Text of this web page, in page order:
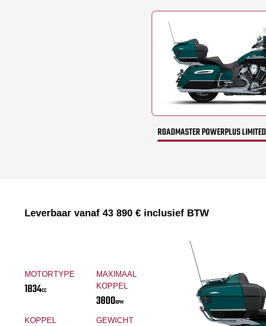
ROADMASTER POWERPLUS
Leverbaar vanaf 43 890 € inclusief BTW
MOTORTYPE
1834CC
MAXIMAAL
KOPPEL
3800RPM
KOPPEL GEWICHT